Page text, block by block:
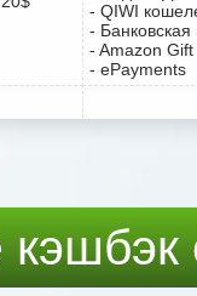
- QIWI
-
- Amazon
- ePayments